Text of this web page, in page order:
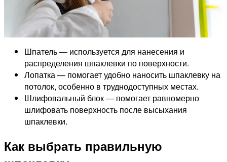
Шпатель — используется для нанесения и
распределения шпаклевки по поверхности.
Лопатка — помогает удобно наносить шпаклевку на
потолок, особенно в труднодоступных местах.
Шлифовальный блок — помогает равномерно
шлифовать поверхность после высыхания
шпаклевки.
Как выбрать правильную